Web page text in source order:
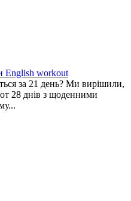
English workout
за 21 день? Ми вирішили,
28 днів з щоденними